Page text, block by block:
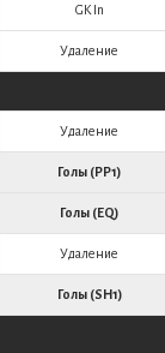
GK In
Удаление
Удаление
Голы (PP1)
Голы (EQ)
Удаление
Голы (SH1)